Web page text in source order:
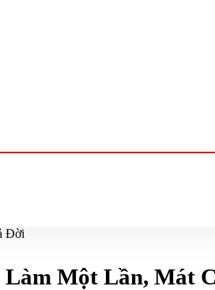
Đời
Làm Một Lần, Mát